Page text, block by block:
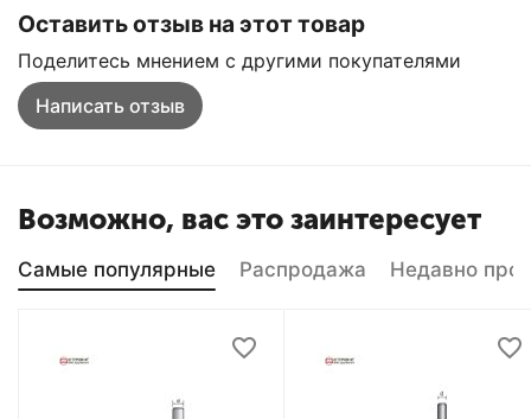
Оставить отзыв на этот товар
Поделитесь мнением с другими покупателями
Написать отзыв
Возможно, вас это заинтересует
Самые популярные Распродажа Недавно